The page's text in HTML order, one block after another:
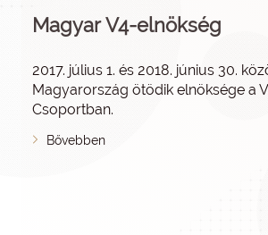
Magyar V4-elnökség
2017. július 1. és 2018. június 30.
Magyarország ötödik elnöksége a
Csoportban.
Bővebben